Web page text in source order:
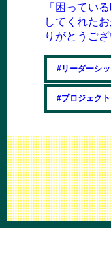
「困ってい
してくれた
りがとうご
です！ 今回
#リーダーシ
#プロジェクト